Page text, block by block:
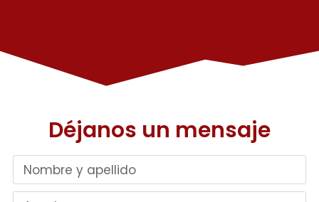
Déjanos un mensaje